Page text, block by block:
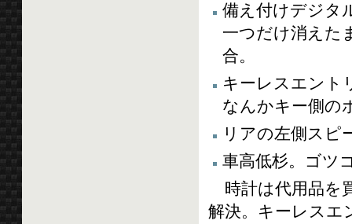
備え付けデジタ
一つだけ消えた
合。
キーレスエント
なんかキー側の
リアの左側スピ
車高低杉。ゴツ
時計は代用品を
解決。キーレスエ